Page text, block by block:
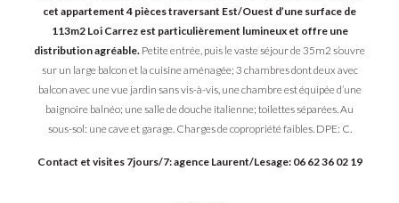
cet appartement 4 pièces traversant Est/Ouest d’une surface de
113m2 Loi Carrez est particulièrement lumineux et offre une
distribution agréable. Petite entrée, puis le vaste séjour de 35m2 s’ouvre
sur un large balcon et la cuisine aménagée; 3 chambres dont deux avec
balcon avec une vue jardin sans vis-à-vis, une chambre est équipée d’une
baignoire balnéo; une salle de douche italienne; toilettes séparées. Au
sous-sol: une cave et garage. Charges de copropriété faibles. DPE: C.
Contact et visites 7jours/7: agence Laurent/Lesage: 06 62 36 02 19